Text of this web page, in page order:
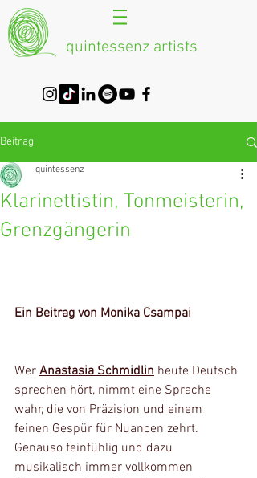
quintessenz artists
Beitrag
Klarinettistin, Tonmeisterin,
Grenzgängerin
quintessenz
Ein Beitrag von Monika Csampai
Wer Anastasia Schmidlin heute Deutsch
sprechen hört, nimmt eine Sprache
wahr, die von Präzision und einem
feinen Gespür für Nuancen zehrt.
Genauso feinfühlig und dazu
musikalisch immer vollkommen